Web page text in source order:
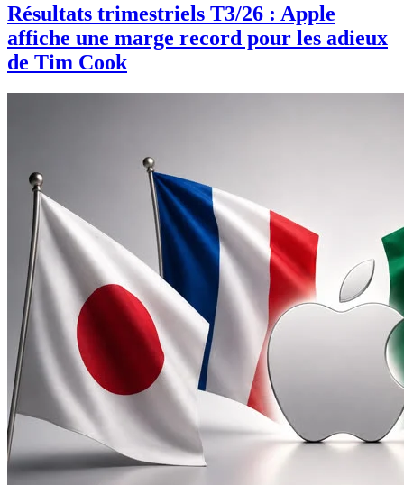
Résultats trimestriels T3/26 : Apple
affiche une marge record pour les adieux
de Tim Cook